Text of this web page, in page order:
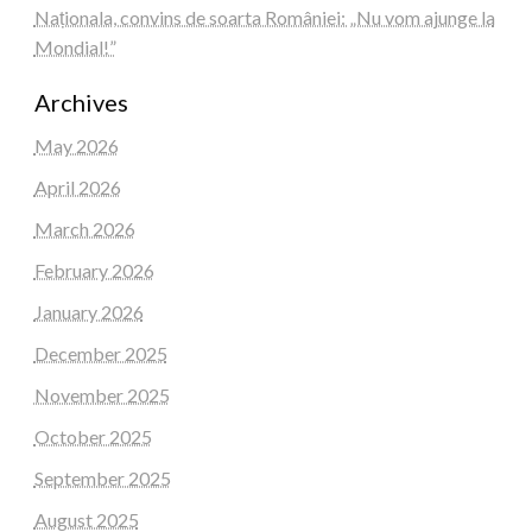
Naționala, convins de soarta României: „Nu vom ajunge la
Mondial!”
Archives
May 2026
April 2026
March 2026
February 2026
January 2026
December 2025
November 2025
October 2025
September 2025
August 2025